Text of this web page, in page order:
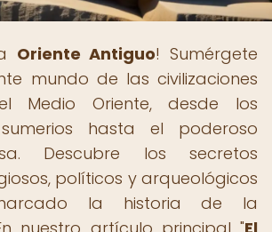
Oriente Antiguo! Sumérgete
mundo de las civilizaciones
Medio Oriente, desde los
hasta el poderoso
Descubre los secretos
políticos y arqueológicos
la historia de la